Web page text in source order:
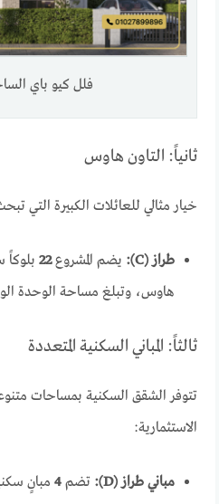
فلل كيو باي
ثانياً: التاون هاوس
خيار مثالي للعائلات الكبيرة التي
طراز (C): يضم المشروع22 بلوكاً
هاوس، وتبلغ مساحة الوحدة
ثالثاً: المباني السكنية المتعددة
تتوفر الشقق السكنية بمساحات
الاستثمارية:
مباني طراز (D): تضم4 مبانٍ